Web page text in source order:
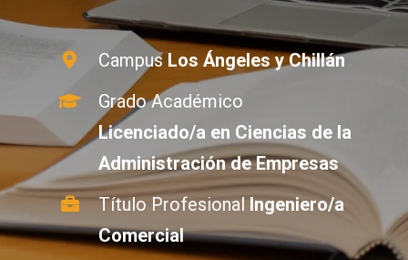
Campus Los Ángeles y Chillán
Grado Académico
Licenciado/a en Ciencias de la
Administración de Empresas
Título ProfesionalIngeniero/a
Comercial